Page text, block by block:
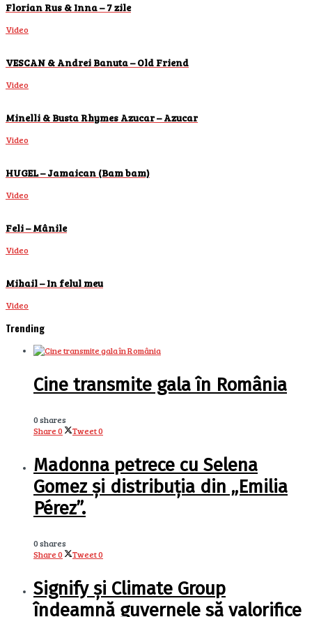
Florian Rus & Inna – 7 zile
Video
VESCAN & Andrei Banuta – Old Friend
Video
Minelli & Busta Rhymes Azucar – Azucar
Video
HUGEL – Jamaican (Bam bam)
Video
Feli – Mânile
Video
Mihail – In felul meu
Video
Trending
Cine transmite gala în România
0 shares
Share0 Tweet0
Madonna petrece cu Selena
Gomez și distribuția din „Emilia
Pérez”.
0 shares
Share0 Tweet0
Signify și Climate Group
îndeamnă guvernele să valorifice